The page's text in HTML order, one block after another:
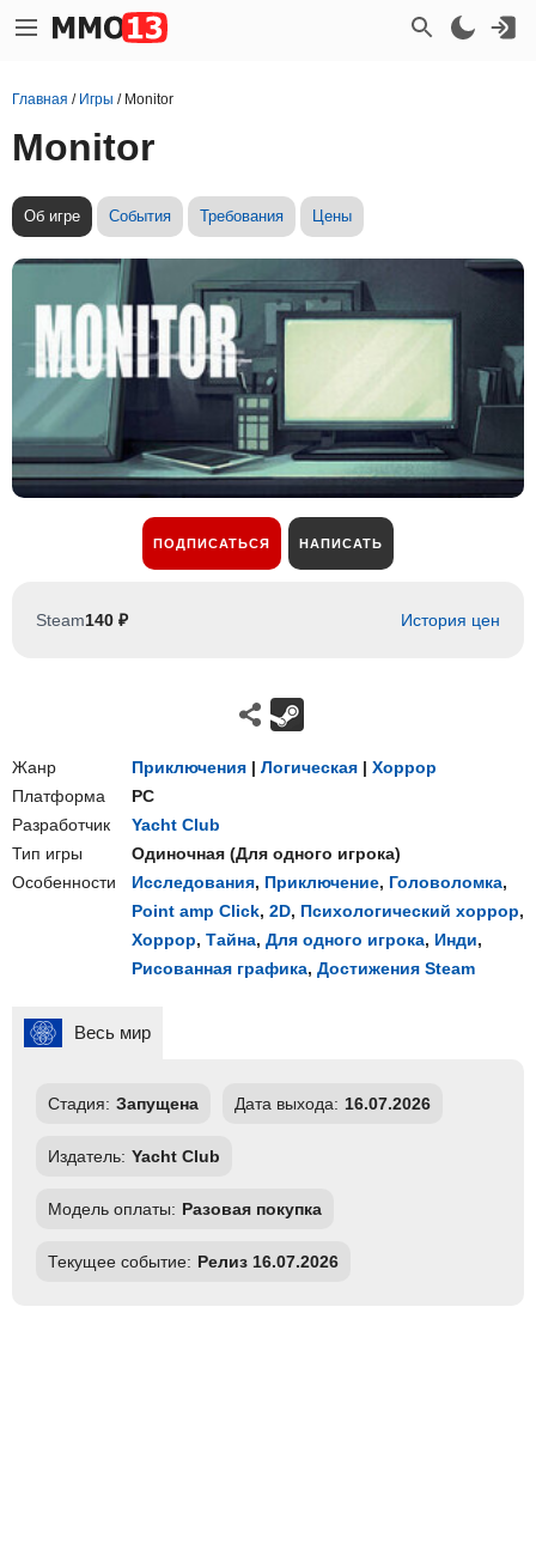
Главная / Игры / Monitor
Monitor
Об игре События Требования Цены
ПОДПИСАТЬСЯ НАПИСАТЬ
Steam140 ₽ История цен
Жанр Приключения | Логическая | Хоррор
Платформа
PC
Разработчик
Yacht Club
Тип игры
Одиночная (Для одного игрока)
Особенности
Исследования, Приключение, Головоломка,
Point amp Click, 2D, Психологический хоррор,
Хоррор, Тайна, Для одного игрока, Инди,
Рисованная графика, Достижения Steam
Весь мир
Стадия: Запущена Дата выхода: 16.07.2026
Издатель: Yacht Club
Модель оплаты: Разовая покупка
Текущее событие: Релиз 16.07.2026